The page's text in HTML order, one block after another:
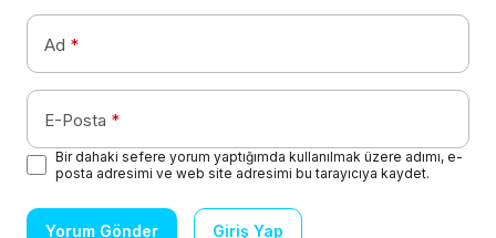
Ad *
E-Posta *
Bir dahaki sefere yorum yaptığımda kullanılmak üzere adımı, e-
posta adresimi ve web site adresimi bu tarayıcıya kaydet.
Yorum Gönder Giriş Yap